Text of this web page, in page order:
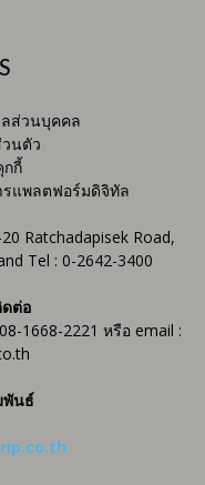
ส่วนบุคคล
นตัว
กี้
รแพลตฟอร์มดิจิทัล
Ratchadapisek Road,
Tel : 0-2642-3400
ต่อ
1668-2221 หรือ email :
พันธ์